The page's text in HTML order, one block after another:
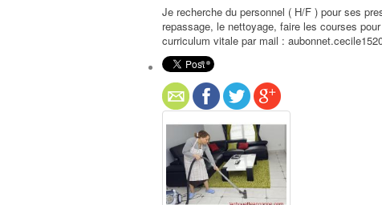
Je recherche du personnel ( H/F ) pour ses
repassage, le nettoyage, faire les courses
curriculum vitale par mail :